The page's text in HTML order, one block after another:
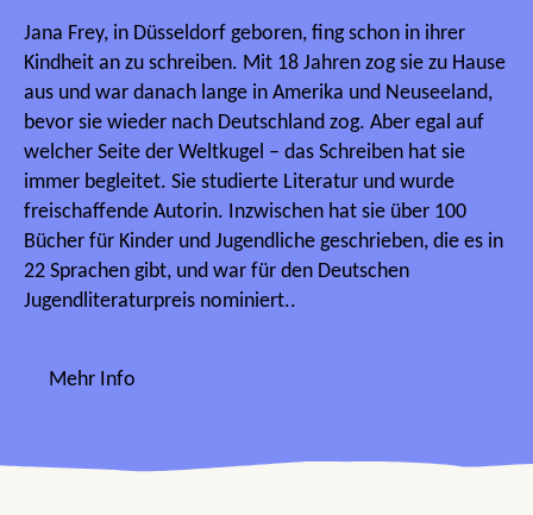
Jana Frey, in Düsseldorf geboren, fing schon in ihrer
Kindheit an zu schreiben. Mit 18 Jahren zog sie zu Hause
aus und war danach lange in Amerika und Neuseeland,
bevor sie wieder nach Deutschland zog. Aber egal auf
welcher Seite der Weltkugel – das Schreiben hat sie
immer begleitet. Sie studierte Literatur und wurde
freischaffende Autorin. Inzwischen hat sie über 100
Bücher für Kinder und Jugendliche geschrieben, die es in
22 Sprachen gibt, und war für den Deutschen
Jugendliteraturpreis nominiert..
Mehr Info